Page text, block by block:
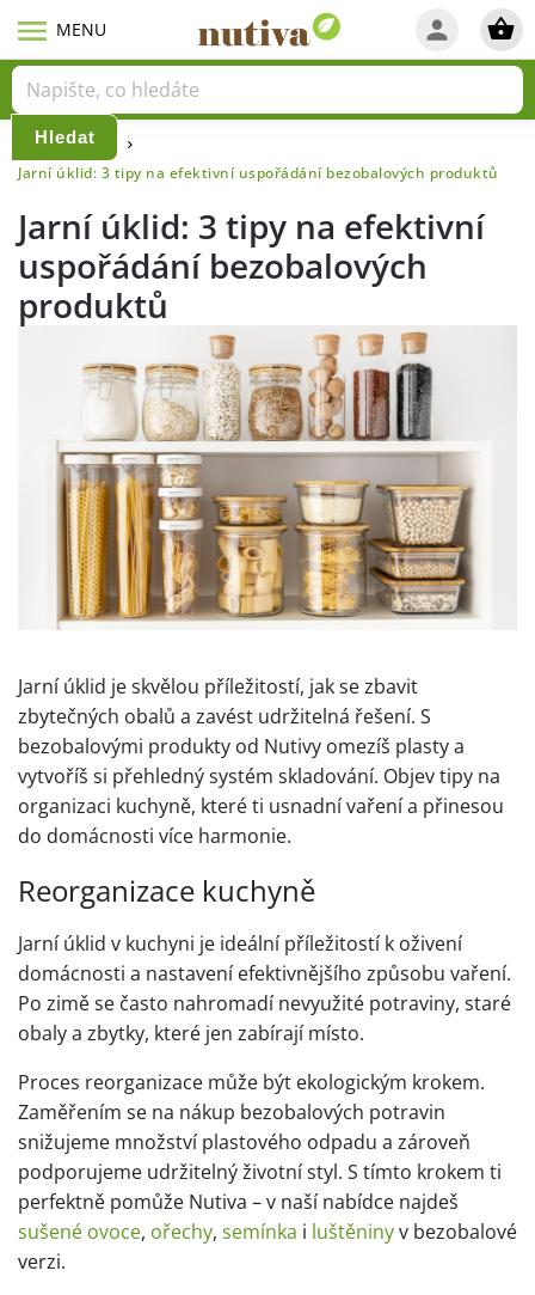
Hledat
Domů / Blog
/
Jarní úklid: 3 tipy na efektivní uspořádání bezobalových produktů
Jarní úklid: 3 tipy na efektivní
uspořádání bezobalových
produktů
Jarní úklid je skvělou příležitostí, jak se zbavit
zbytečných obalů a zavést udržitelná řešení. S
bezobalovými produkty od Nutivy omezíš plasty a
vytvoříš si přehledný systém skladování. Objev tipy na
organizaci kuchyně, které ti usnadní vaření a přinesou
do domácnosti více harmonie.
Reorganizace kuchyně
Jarní úklid v kuchyni je ideální příležitostí k oživení
domácnosti a nastavení efektivnějšího způsobu vaření.
Po zimě se často nahromadí nevyužité potraviny, staré
obaly a zbytky, které jen zabírají místo.
Proces reorganizace může být ekologickým krokem.
Zaměřením se na nákup bezobalových potravin
snižujeme množství plastového odpadu a zároveň
podporujeme udržitelný životní styl. S tímto krokem ti
perfektně pomůže Nutiva – v naší nabídce najdeš
sušené ovoce, ořechy, semínka i luštěninyv bezobalové
verzi.